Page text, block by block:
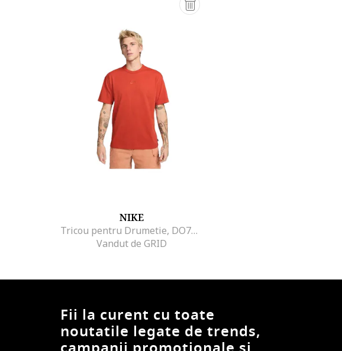
NIKE
Tricou pentru Drumetie, DO7392-626, Rosu, Rosu
Vandut de GRID
Fii la curent cu toate
noutatile legate de trends,